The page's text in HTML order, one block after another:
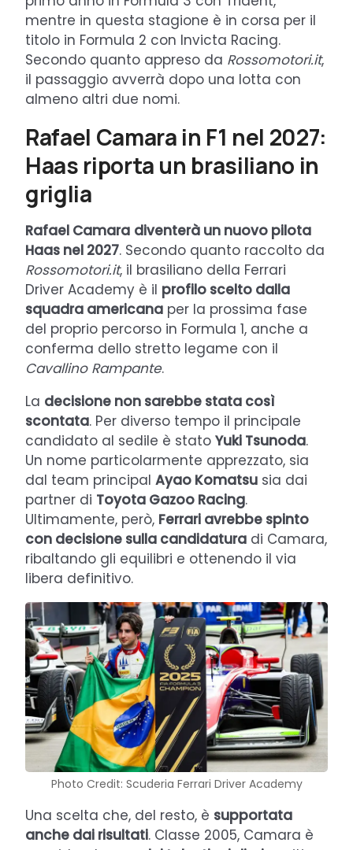
mentre in questa stagione è in corsa per il
titolo in Formula 2 con Invicta Racing.
Secondo quanto appreso da Rossomotori.it,
il passaggio avverrà dopo una lotta con
almeno altri due nomi.
Rafael Camara in F1 nel 2027:
Haas riporta un brasiliano in
griglia
Rafael Camara diventerà un nuovo pilota
Haas nel 2027. Secondo quanto raccolto da
Rossomotori.it, il brasiliano della Ferrari
Driver Academy è il profilo scelto dalla
squadra americana per la prossima fase
del proprio percorso in Formula 1, anche a
conferma dello stretto legame con il
Cavallino Rampante.
La decisione non sarebbe stata così
scontata. Per diverso tempo il principale
candidato al sedile è stato Yuki Tsunoda.
Un nome particolarmente apprezzato, sia
dal team principal Ayao Komatsu sia dai
partner di Toyota Gazoo Racing.
Ultimamente, però, Ferrari avrebbe spinto
con decisione sulla candidatura di Camara,
ribaltando gli equilibri e ottenendo il via
libera definitivo.
Photo Credit: Scuderia Ferrari Driver Academy
Una scelta che, del resto, è supportata
anche dai risultati. Classe 2005, Camara è